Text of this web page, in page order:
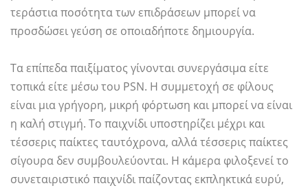
τεράστια ποσότητα των επιδράσεων μπορεί να
προσδώσει γεύση σε οποιαδήποτε δημιουργία.
Τα επίπεδα παιξίματος γίνονται συνεργάσιμα είτε
τοπικά είτε μέσω του PSN. Η συμμετοχή σε φίλους
είναι μια γρήγορη, μικρή φόρτωση και μπορεί να είναι
η καλή στιγμή. Το παιχνίδι υποστηρίζει μέχρι και
τέσσερις παίκτες ταυτόχρονα, αλλά τέσσερις παίκτες
σίγουρα δεν συμβουλεύονται. Η κάμερα φιλοξενεί το
συνεταιριστικό παιχνίδι παίζοντας εκπληκτικά ευρύ,